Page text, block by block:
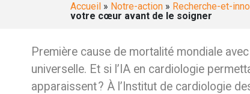
Accueil » Notre-action » Recherche-et-
votre cœur avant de le soigner
Première cause de mortalité mondiale
universelle. Et si l’IA en cardiologie
apparaissent ? À l’Institut de cardiologie